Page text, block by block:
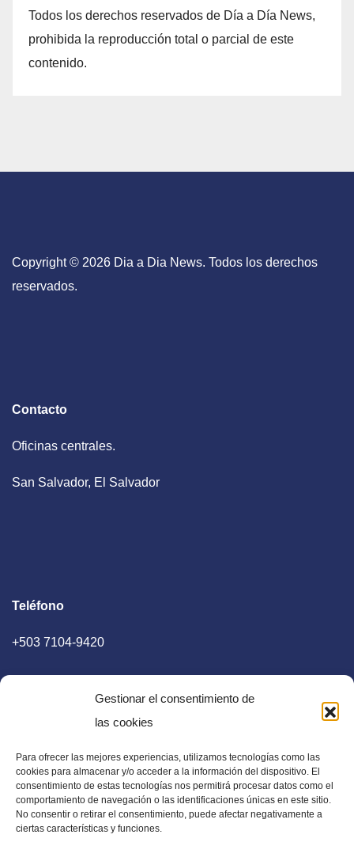
Gestionar el consentimiento de
las cookies
Para ofrecer las mejores experiencias, utilizamos tecnologías como las
cookies para almacenar y/o acceder a la información del dispositivo. El
consentimiento de estas tecnologías nos permitirá procesar datos como el
comportamiento de navegación o las identificaciones únicas en este sitio.
No consentir o retirar el consentimiento, puede afectar negativamente a
ciertas características y funciones.
Todos los derechos reservados de Día a Día News,
prohibida la reproducción total o parcial de este
contenido.
Copyright © 2026 Dia a Dia News. Todos los derechos
reservados.
Contacto
Oficinas centrales.
San Salvador, El Salvador
Teléfono
+503 7104-9420
E-mail
diaadia.redaccion@gmail.com